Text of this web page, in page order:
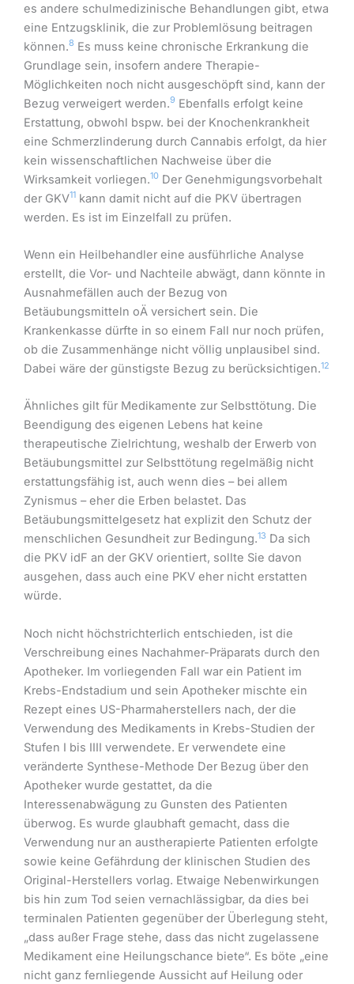
es andere schulmedizinische Behandlungen gibt, etwa
eine Entzugsklinik, die zur Problemlösung beitragen
können.8 Es muss keine chronische Erkrankung die
Grundlage sein, insofern andere Therapie-
Möglichkeiten noch nicht ausgeschöpft sind, kann der
Bezug verweigert werden.9 Ebenfalls erfolgt keine
Erstattung, obwohl bspw. bei der Knochenkrankheit
eine Schmerzlinderung durch Cannabis erfolgt, da hier
kein wissenschaftlichen Nachweise über die
Wirksamkeit vorliegen.10 Der Genehmigungsvorbehalt
der GKV11 kann damit nicht auf die PKV übertragen
werden. Es ist im Einzelfall zu prüfen.
Wenn ein Heilbehandler eine ausführliche Analyse
erstellt, die Vor- und Nachteile abwägt, dann könnte in
Ausnahmefällen auch der Bezug von
Betäubungsmitteln oÄ versichert sein. Die
Krankenkasse dürfte in so einem Fall nur noch prüfen,
ob die Zusammenhänge nicht völlig unplausibel sind.
Dabei wäre der günstigste Bezug zu berücksichtigen.12
Ähnliches gilt für Medikamente zur Selbsttötung. Die
Beendigung des eigenen Lebens hat keine
therapeutische Zielrichtung, weshalb der Erwerb von
Betäubungsmittel zur Selbsttötung regelmäßig nicht
erstattungsfähig ist, auch wenn dies – bei allem
Zynismus – eher die Erben belastet. Das
Betäubungsmittelgesetz hat explizit den Schutz der
menschlichen Gesundheit zur Bedingung.13 Da sich
die PKV idF an der GKV orientiert, sollte Sie davon
ausgehen, dass auch eine PKV eher nicht erstatten
würde.
Noch nicht höchstrichterlich entschieden, ist die
Verschreibung eines Nachahmer-Präparats durch den
Apotheker. Im vorliegenden Fall war ein Patient im
Krebs-Endstadium und sein Apotheker mischte ein
Rezept eines US-Pharmaherstellers nach, der die
Verwendung des Medikaments in Krebs-Studien der
Stufen I bis IIII verwendete. Er verwendete eine
veränderte Synthese-Methode Der Bezug über den
Apotheker wurde gestattet, da die
Interessenabwägung zu Gunsten des Patienten
überwog. Es wurde glaubhaft gemacht, dass die
Verwendung nur an austherapierte Patienten erfolgte
sowie keine Gefährdung der klinischen Studien des
Original-Herstellers vorlag. Etwaige Nebenwirkungen
bis hin zum Tod seien vernachlässigbar, da dies bei
terminalen Patienten gegenüber der Überlegung steht,
„dass außer Frage stehe, dass das nicht zugelassene
Medikament eine Heilungschance biete“. Es böte „eine
nicht ganz fernliegende Aussicht auf Heilung oder